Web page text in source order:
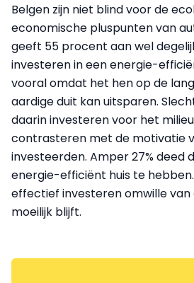
Belgen zijn niet blind voor de
economische pluspunten van
geeft 55 procent aan wel
investeren in een energie-
vooral omdat het hen op de
aardige duit kan uitsparen.
daarin investeren voor het
contrasteren met de motivatie
investeerden. Amper 27% deed
energie-efficiënt huis te
effectief investeren omwille van
moeilijk blijft.